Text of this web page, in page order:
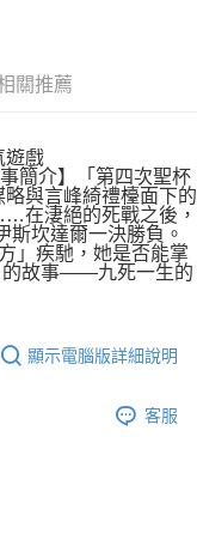
之同意方可使用
，本公司不負相關責
，本公司將視審查結果
發現惡意使用之情形，
度並採取法律行動。
查看運費
關推薦
遊戲
簡介】「第四次聖杯
與言峰綺禮檯面下的
在淒絕的死戰之後，
坎達爾一決勝負。
」疾馳，她是否能掌
的故事――九死一生的
顯示電腦版詳細說明
客服